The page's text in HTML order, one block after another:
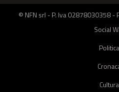
© NFN srl - P. Iva 02878030358 -
Social
Politica
Cultura